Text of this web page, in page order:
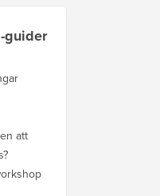
guider
att